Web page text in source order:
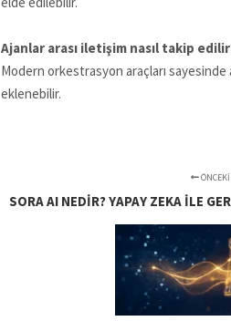
Ajanlar arası iletişim nasıl takip
Modern orkestrasyon araçları sayesinde
eklenebilir.
ÖNCEKI
SORA AI NEDIR? YAPAY ZEKA ILE